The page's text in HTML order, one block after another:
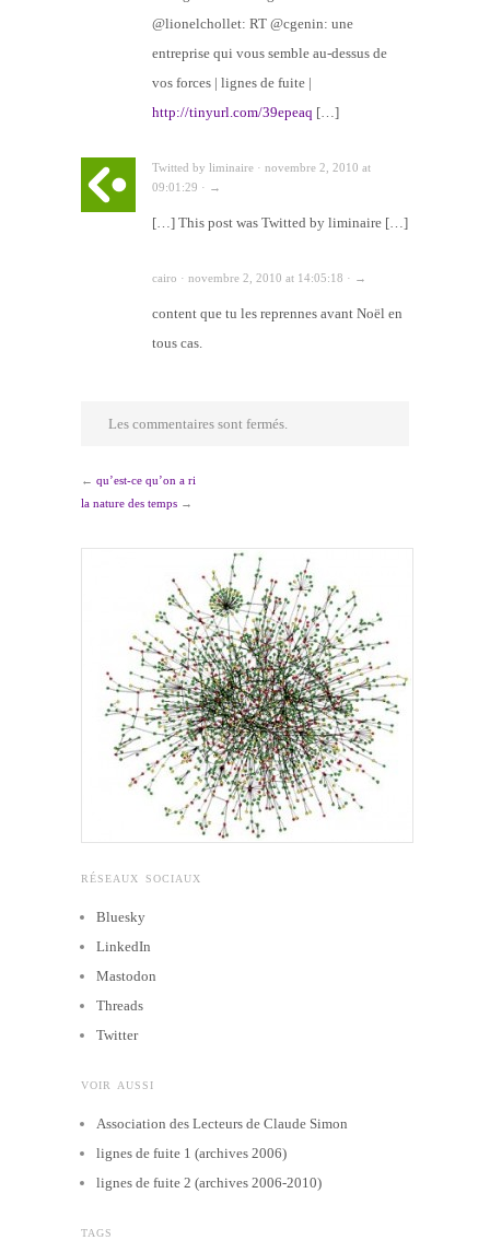
@lionelchollet: RT @cgenin: une
entreprise qui vous semble au-dessus de
vos forces | lignes de fuite |
http://tinyurl.com/39epeaq […]
Twitted by liminaire · novembre 2, 2010 at
09:01:29 · →
[…] This post was Twitted by liminaire […]
cairo · novembre 2, 2010 at 14:05:18 · →
content que tu les reprennes avant Noël en
tous cas.
Les commentaires sont fermés.
← qu’est-ce qu’on a ri
la nature des temps →
RÉSEAUX SOCIAUX
Bluesky
LinkedIn
Mastodon
Threads
Twitter
VOIR AUSSI
Association des Lecteurs de Claude Simon
lignes de fuite 1 (archives 2006)
lignes de fuite 2 (archives 2006-2010)
TAGS